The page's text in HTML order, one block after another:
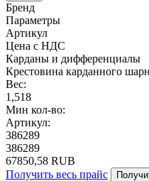
Бренд
Параметры
Артикул
Цена с НДС
Карданы и дифференциалы
Крестовина карданного
Вес:
1,518
Мин кол-во:
Артикул:
386289
386289
67850,58 RUB
Получить весь прайс